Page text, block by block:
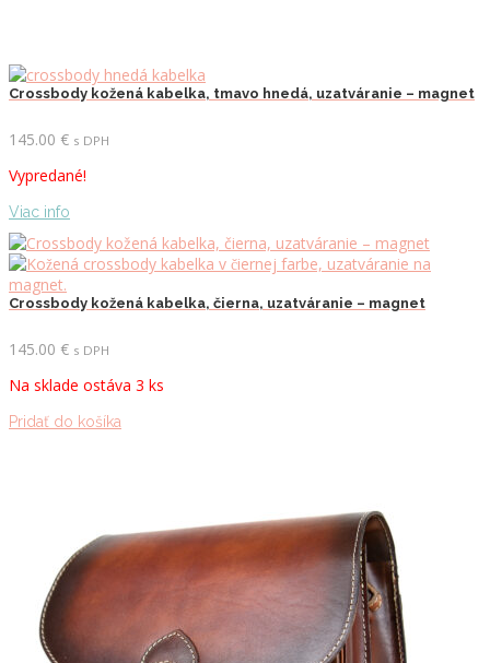
Crossbody kožená kabelka, tmavo hnedá, uzatváranie – magnet
145.00 € s DPH
Vypredané!
Viac info
Crossbody kožená kabelka, čierna, uzatváranie – magnet
145.00 € s DPH
Na sklade ostáva 3 ks
Pridať do košíka